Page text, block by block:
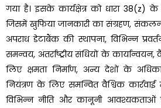
गया है। इसके कार्यक्षेत्र को धारा 38(z) के
जिसमें खुफिया जानकारी का संग्रहण, संकलन
अपराध डेटाबैंक की स्थापना, विभिन्न
समन्वय, अंतर्राष्ट्रीय संधियों के
लिए क्षमता निर्माण, अन्य देशों के
नियंत्रण के लिए समन्वित वैश्विक
विभिन्न नीति और कानूनी आवश्यकताओं